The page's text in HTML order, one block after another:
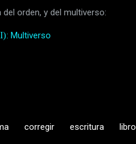
orden, y del multiverso:
: Multiverso
corregir escritura